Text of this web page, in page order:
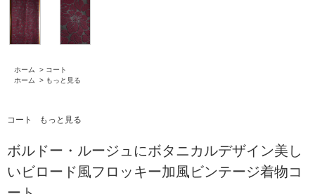
ホーム > コート
ホーム
> もっと見る
コート もっと見る
ボルドー・ルージュにボタニカルデザイン美し
いビロード風フロッキー加風ビンテージ着物コ